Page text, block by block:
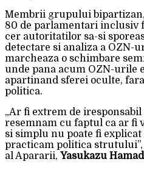
Membrii grupului
80 de parlamentari inclusiv
cer autoritatilor sa-si
detectare si analiza a OZN-
marcheaza o schimbare
unde pana acum OZN-urile
apartinand sferei oculte,
politica.
„Ar fi extrem de
resemnam cu faptul ca ar fi
si simplu nu poate fi
practicam politica
al Apararii, Yasukazu